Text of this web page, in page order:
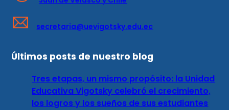
secretaria@uevigotsky.edu.ec
Últimos posts de nuestro blog
Tres etapas, un mismo propósito: la Unidad
Educativa Vigotsky celebró el crecimiento,
los logros y los sueños de sus estudiantes